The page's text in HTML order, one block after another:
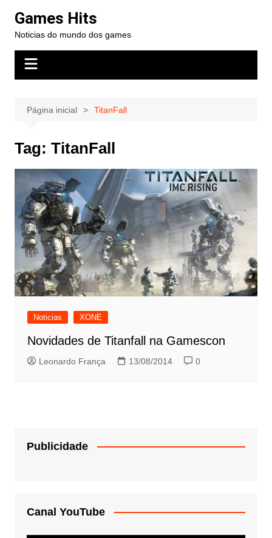
para
conteúdo
Games Hits
Noticias do mundo dos games
Página inicial TitanFall
Tag: TitanFall
Noticias XONE
Novidades de Titanfall na Gamescon
Leonardo França 13/08/2014 0
Publicidade
Canal YouTube